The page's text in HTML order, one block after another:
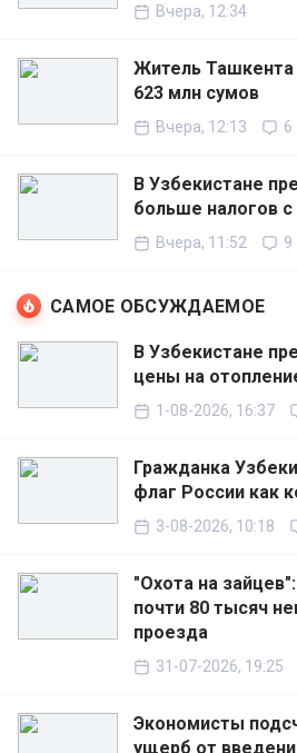
Вчера, 12:34
Житель
623 млн сумов
Вчера, 12:13 6
В Узбекистане
больше налогов
Вчера, 11:52 9
САМОЕ ОБСУЖДАЕМОЕ
В Узбекистане
цены на
1-08-2026, 16:37
Гражданка
флаг России как
3-08-2026, 10:18
"Охота на
почти 80 тысяч
проезда
31-07-2026, 19:25
Экономисты
ущерб от